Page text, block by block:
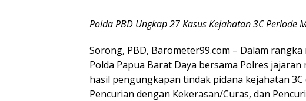
Polda PBD Ungkap 27 Kasus Kejahatan 3C Periode
Sorong, PBD, Barometer99.com – Dalam
Polda Papua Barat Daya bersama Polres
hasil pengungkapan tindak pidana kejahatan
Pencurian dengan Kekerasan/Curas, dan